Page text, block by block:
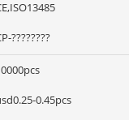
????????
0.45pcs